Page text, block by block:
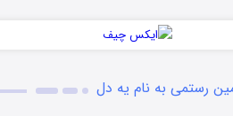
رستمی به نام یه دل